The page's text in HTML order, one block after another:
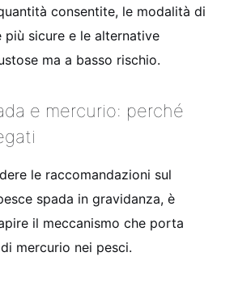
consentite, le modalità di
più sicure e le alternative
ma a basso rischio.
e mercurio: perché
le raccomandazioni sul
spada in gravidanza, è
il meccanismo che porta
mercurio nei pesci.